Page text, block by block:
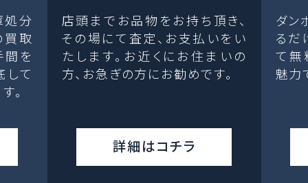
処分
取
間を
して
。
店頭までお品物をお持ち頂き、
その場にて査定、お支払いをい
たします。お近くにお住まいの
方、お急ぎの方にお勧めです。
詳細はコチラ
ダン
るだ
て無
魅力